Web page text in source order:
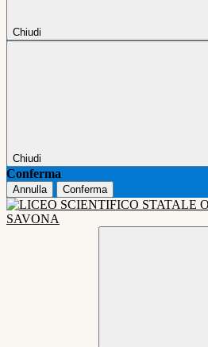
Chiudi
Chiudi
Conferma
Annulla Conferma